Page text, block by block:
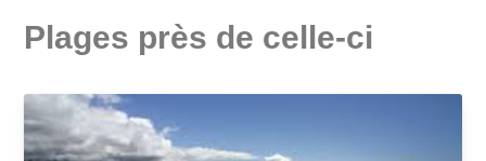
Plages près de celle-ci